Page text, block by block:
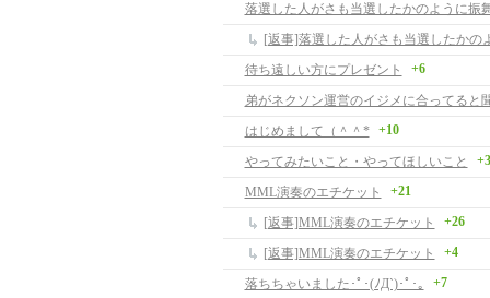
落選した人がさも当選したかのように振
[返事]落選した人がさも当選したかの
待ち遠しい方にプレゼント
+6
はじめまして（＾＾* +10
やってみたいこと・やってほしいこと +3
MML演奏のエチケット +21
[返事]MML演奏のエチケット +26
[返事]MML演奏のエチケット +4
落ちちゃいました･ﾟ･(ﾉД`)･ﾟ･｡ +7